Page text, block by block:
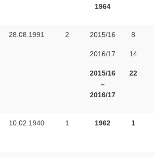
1964
28.08.1991 2 2015/16
2016/17
2015/16
–
2016/17
8
14
22
10.02.1940 1 1962 1